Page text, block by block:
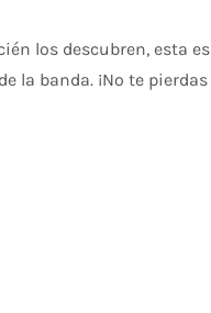
los descubren, esta es
la banda. ¡No te pierdas